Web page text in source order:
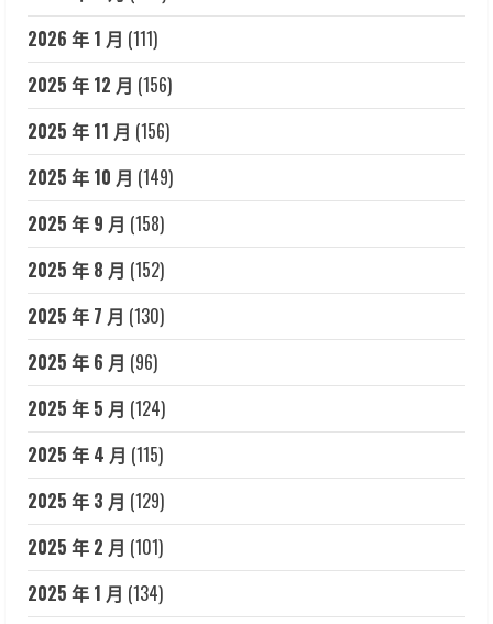
2026 年 1 月 (111)
2025 年 12 月 (156)
2025 年 11 月 (156)
2025 年 10 月 (149)
2025 年 9 月 (158)
2025 年 8 月 (152)
2025 年 7 月 (130)
2025 年 6 月 (96)
2025 年 5 月 (124)
2025 年 4 月 (115)
2025 年 3 月 (129)
2025 年 2 月 (101)
2025 年 1 月 (134)